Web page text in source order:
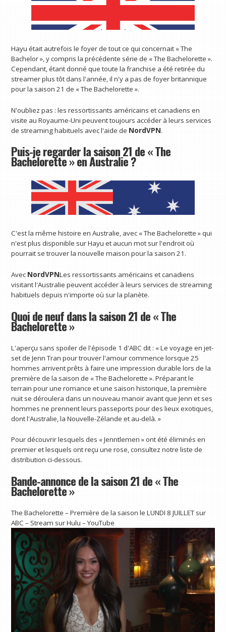
Hayu était autrefois le foyer de tout ce qui concernait « The
Bachelor », y compris la précédente série de « The Bachelorette ».
Cependant, étant donné que toute la franchise a été retirée du
streamer plus tôt dans l'année, il n'y a pas de foyer britannique
pour la saison 21 de « The Bachelorette ».
N'oubliez pas : les ressortissants américains et canadiens en
visite au Royaume-Uni peuvent toujours accéder à leurs services
de streaming habituels avec l'aide de NordVPN.
Puis-je regarder la saison 21 de « The
Bachelorette » en Australie ?
C'est la même histoire en Australie, avec « The Bachelorette » qui
n'est plus disponible sur Hayu et aucun mot sur l'endroit où
pourrait se trouver la nouvelle maison pour la saison 21.
Avec NordVPNLes ressortissants américains et canadiens
visitant l'Australie peuvent accéder à leurs services de streaming
habituels depuis n'importe où sur la planète.
Quoi de neuf dans la saison 21 de « The
Bachelorette »
L'aperçu sans spoiler de l'épisode 1 d'ABC dit : « Le voyage en jet-
set de Jenn Tran pour trouver l'amour commence lorsque 25
hommes arrivent prêts à faire une impression durable lors de la
première de la saison de « The Bachelorette ». Préparant le
terrain pour une romance et une saison historique, la première
nuit se déroulera dans un nouveau manoir avant que Jenn et ses
hommes ne prennent leurs passeports pour des lieux exotiques,
dont l'Australie, la Nouvelle-Zélande et au-delà. »
Pour découvrir lesquels des « Jenntlemen » ont été éliminés en
premier et lesquels ont reçu une rose, consultez notre liste de
distribution ci-dessous.
Bande-annonce de la saison 21 de « The
Bachelorette »
The Bachelorette – Première de la saison le LUNDI 8 JUILLET sur
ABC – Stream sur Hulu – YouTube